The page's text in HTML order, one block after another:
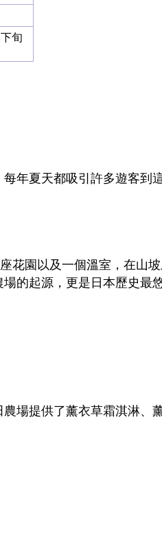
旬
年夏天都吸引許多遊客到
花園以及一個溫室，在山
的起源，更是日本歷史最
場提供了薰衣草霜淇淋、